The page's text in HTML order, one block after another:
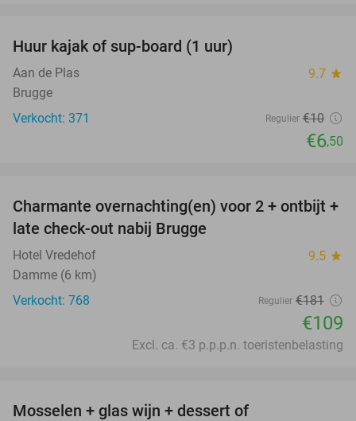
Huur kajak of sup-board (1 uur)
Aan de Plas 9.7 star
Brugge
Verkocht: 371
Regulier €10
€6,50
40%
Charmante overnachting(en) voor 2 + ontbijt +
late check-out nabij Brugge
Hotel Vredehof 9.5 star
Damme (6 km)
Verkocht: 768
Regulier €181
€109
Excl. ca. €3 p.p.p.n. toeristenbelasting
Mosselen + glas wijn + dessert of